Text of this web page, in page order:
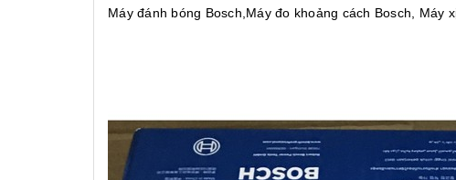
Máy đánh bóng Bosch,Máy đo khoảng cách Bosch, Máy